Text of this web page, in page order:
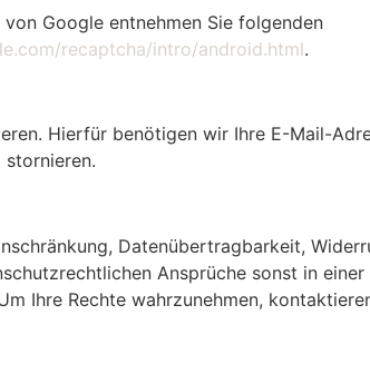
Google entnehmen Sie folgenden
recaptcha/intro/android.html.
Hierfür benötigen wir Ihre E-Mail-
Datenübertragbarkeit,
Ansprüche sonst in
Ihre Rechte wahrzunehmen,